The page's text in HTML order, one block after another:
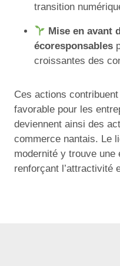
transition
Mise en avant
écoresponsables
croissantes des
Ces actions
favorable pour les
deviennent ainsi des
commerce nantais. Le
modernité y trouve une
renforçant l’attractivité